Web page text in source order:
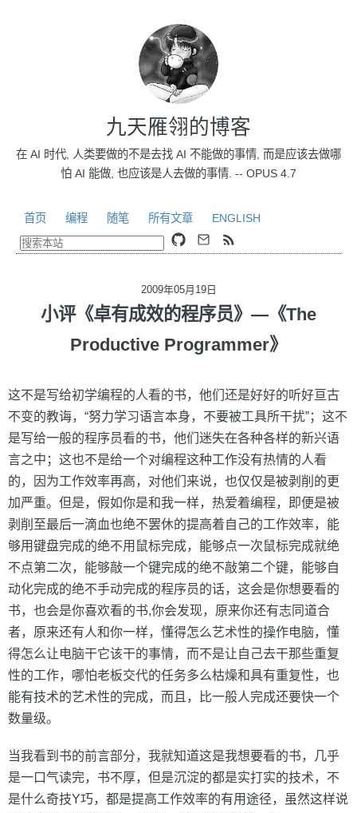
九天雁翎的博客
在 AI 时代, 人类要做的不是去找 AI 不能做的事情, 而是应该去做哪
怕 AI 能做, 也应该是人去做的事情. -- OPUS 4.7
首页 编程 随笔 所有文章 ENGLISH
2009年05月19日
小评《卓有成效的程序员》—《The
Productive Programmer》
这不是写给初学编程的人看的书，他们还是好好的听好亘古
不变的教诲，“努力学习语言本身，不要被工具所干扰”；这不
是写给一般的程序员看的书，他们迷失在各种各样的新兴语
言之中；这也不是给一个对编程这种工作没有热情的人看
的，因为工作效率再高，对他们来说，也仅仅是被剥削的更
加严重。但是，假如你是和我一样，热爱着编程，即便是被
剥削至最后一滴血也绝不罢休的提高着自己的工作效率，能
够用键盘完成的绝不用鼠标完成，能够点一次鼠标完成就绝
不点第二次，能够敲一个键完成的绝不敲第二个键，能够自
动化完成的绝不手动完成的程序员的话，这会是你想要看的
书，也会是你喜欢看的书,你会发现，原来你还有志同道合
者，原来还有人和你一样，懂得怎么艺术性的操作电脑，懂
得怎么让电脑干它该干的事情，而不是让自己去干那些重复
性的工作，哪怕老板交代的任务多么枯燥和具有重复性，也
能有技术的艺术性的完成，而且，比一般人完成还要快一个
数量级。
当我看到书的前言部分，我就知道这是我想要看的书，几乎
是一口气读完，书不厚，但是沉淀的都是实打实的技术，不
是什么奇技Y巧，都是提高工作效率的有用途径，虽然这样说